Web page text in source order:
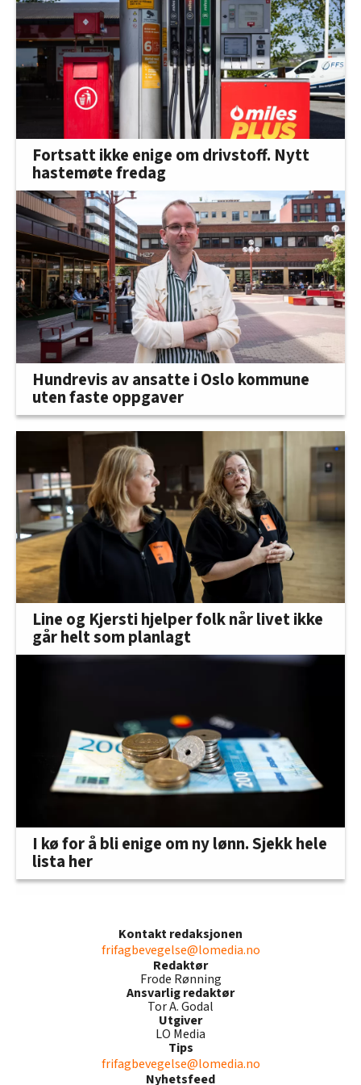
Fortsatt ikke enige om drivstoff. Nytt
hastemøte fredag
Hundrevis av ansatte i Oslo kommune
uten faste oppgaver
Line og Kjersti hjelper folk når livet ikke
går helt som planlagt
I kø for å bli enige om ny lønn. Sjekk hele
lista her
Kontakt redaksjonen
frifagbevegelse@lomedia.no
Redaktør
Frode Rønning
Ansvarlig redaktør
Tor A. Godal
Utgiver
LO Media
Tips
frifagbevegelse@lomedia.no
Nyhetsfeed